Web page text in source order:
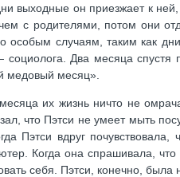
выходные он приезжает к
с родителями, потом они
случаям, таким как
Два месяца спустя
медовый месяц».
их жизнь ничто не
что Пэтси не умеет мыть
Пэтси вдруг
Когда она спрашивала,
себя. Пэтси, конечно, была